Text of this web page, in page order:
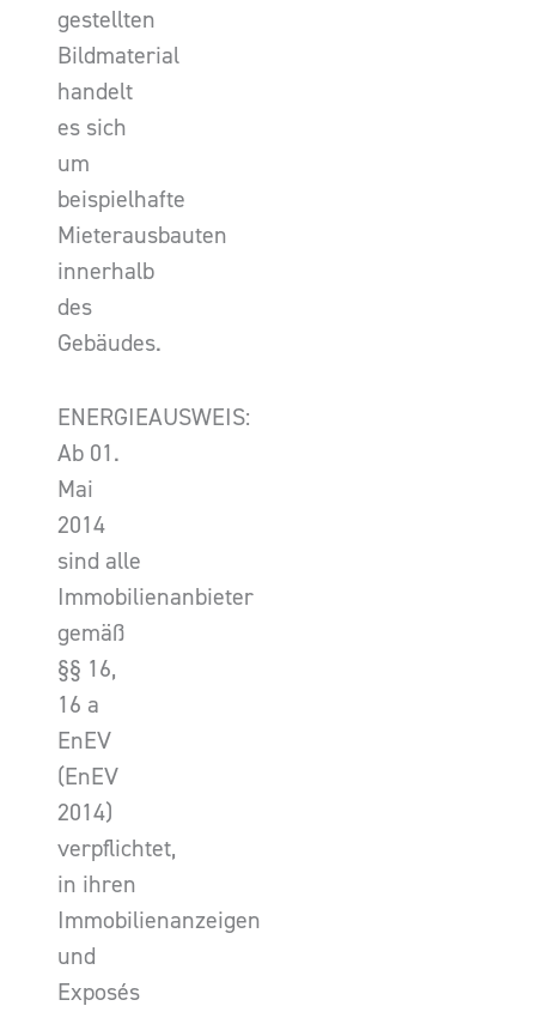
gestellten
Bildmaterial
handelt
es sich
um
beispielhafte
Mieterausbauten
innerhalb
des
Gebäudes.
ENERGIEAUSWEIS:
Ab 01.
Mai
2014
sind alle
Immobilienanbieter
gemäß
§§ 16,
16 a
EnEV
(EnEV
2014)
verpflichtet,
in ihren
Immobilienanzeigen
und
Exposés